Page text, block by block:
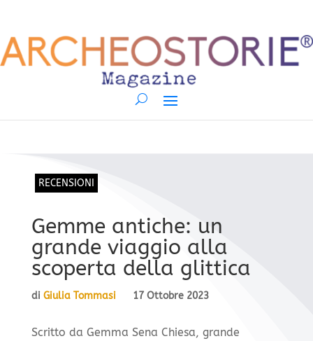
RECENSIONI
Gemme antiche: un
grande viaggio alla
scoperta della glittica
di Giulia Tommasi 17 Ottobre 2023
Scritto da Gemma Sena Chiesa, grande